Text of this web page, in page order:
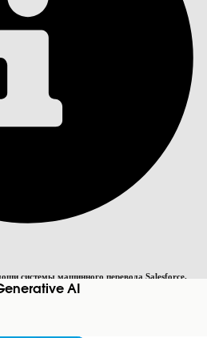
системы машинного перевода Salesforce.
Переключить на английский
AI